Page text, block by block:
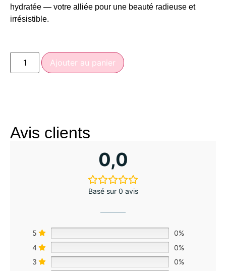
hydratée — votre alliée pour une beauté radieuse et
irrésistible.
Ajouter au panier
Avis clients
0,0
Basé sur 0 avis
5
0%
4
0%
3
0%